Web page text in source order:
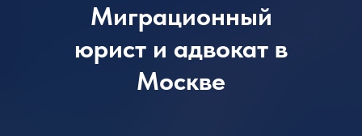
Миграционный
юрист и адвокат в
Москве